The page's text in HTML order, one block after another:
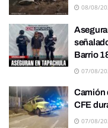
08/08/
Barrio
07/08/
Camión
CFE
07/08/